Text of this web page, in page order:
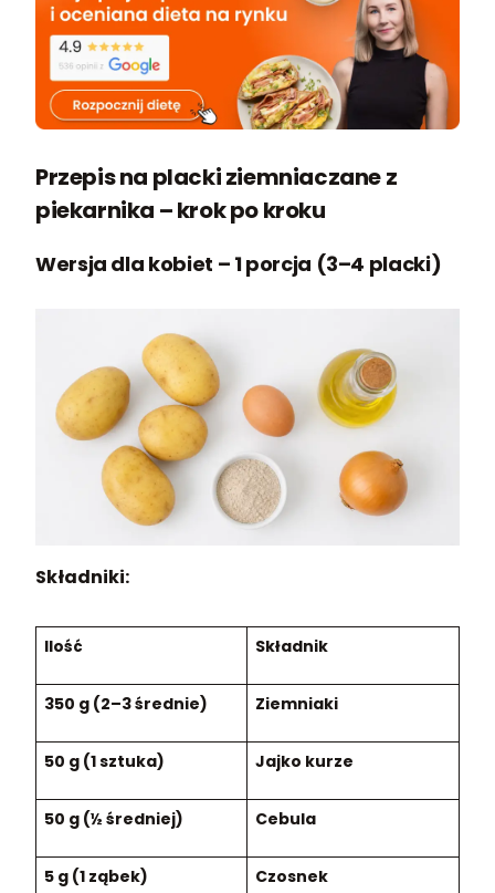
Przepis na placki ziemniaczane z
piekarnika – krok po kroku
Wersja dla kobiet – 1 porcja (3–4 placki)
Składniki:
Ilość Składnik
350 g (2–3 średnie) Ziemniaki
50 g (1 sztuka) Jajko kurze
50 g (½ średniej) Cebula
5 g (1 ząbek) Czosnek